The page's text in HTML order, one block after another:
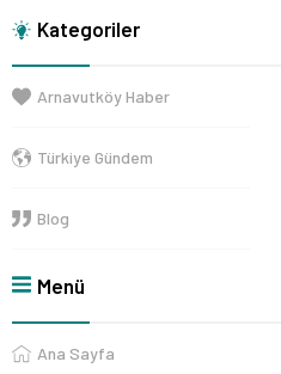
Kategoriler
Arnavutköy Haber
Türkiye Gündem
Blog
Menü
Ana Sayfa